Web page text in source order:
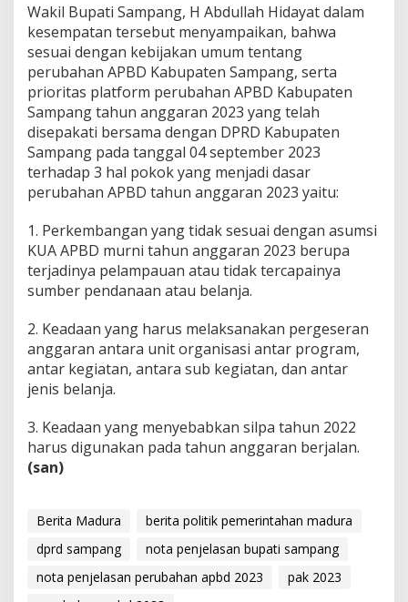
Wakil Bupati Sampang, H Abdullah Hidayat dalam
kesempatan tersebut menyampaikan, bahwa
sesuai dengan kebijakan umum tentang
perubahan APBD Kabupaten Sampang, serta
prioritas platform perubahan APBD Kabupaten
Sampang tahun anggaran 2023 yang telah
disepakati bersama dengan DPRD Kabupaten
Sampang pada tanggal 04 september 2023
terhadap 3 hal pokok yang menjadi dasar
perubahan APBD tahun anggaran 2023 yaitu:
1. Perkembangan yang tidak sesuai dengan asumsi
KUA APBD murni tahun anggaran 2023 berupa
terjadinya pelampauan atau tidak tercapainya
sumber pendanaan atau belanja.
2. Keadaan yang harus melaksanakan pergeseran
anggaran antara unit organisasi antar program,
antar kegiatan, antara sub kegiatan, dan antar
jenis belanja.
3. Keadaan yang menyebabkan silpa tahun 2022
harus digunakan pada tahun anggaran berjalan.
(san)
Berita Madura
berita politik pemerintahan madura
dprd sampang
nota penjelasan bupati sampang
nota penjelasan perubahan apbd 2023
pak 2023